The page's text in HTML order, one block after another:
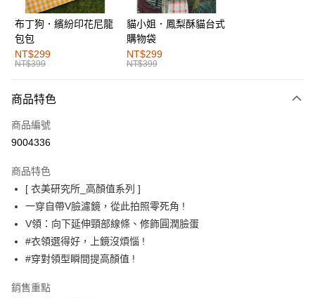
運送方式
全家取貨付款
每筆NT$60，滿NT$1,000(含以上)免運費
付款後全家取貨
萊爾富取貨付款
付款後萊爾富取貨
每筆NT$60，滿NT$1,000(含以上)免運費
7-11取貨付款
每筆NT$60，滿NT$1,000(含以上)免運費
每筆NT$60，滿NT$1,000(含以上)免運費
布丁狗．繽紛印花尼龍
包包
NT$299
NT$399
貓小姐．鳳梨酥貓台式
購物袋
NT$299
NT$399
商品特色
商品編號
9004336
商品特色
[ 衣美研究所_高顏值系列 ]
一穿自帶V臉濾鏡，從此拍照零死角 !
V領：向下延伸頸部線條、修飾圓潤臉蛋
#衣領選得好，上鏡沒煩惱 !
#穿對領型瞬間提高顏值 !
銷售重點